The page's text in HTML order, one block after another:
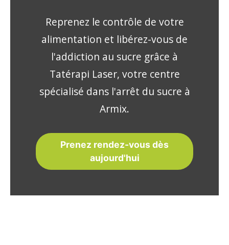
Reprenez le contrôle de votre
alimentation et libérez-vous de
l'addiction au sucre grâce à
Tatérapi Laser, votre centre
spécialisé dans l'arrêt du sucre à
Armix.
Prenez rendez-vous dès
aujourd'hui